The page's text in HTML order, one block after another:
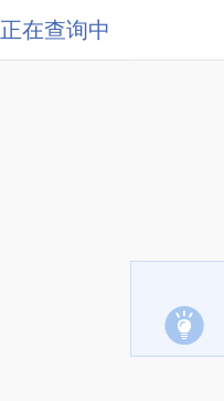
正在查询中